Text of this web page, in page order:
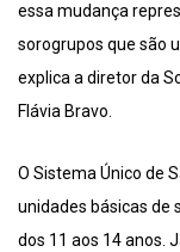
essa mudança
sorogrupos que são
explica a diretor da
Flávia Bravo.
O Sistema Único de
unidades básicas de
dos 11 aos 14 anos.